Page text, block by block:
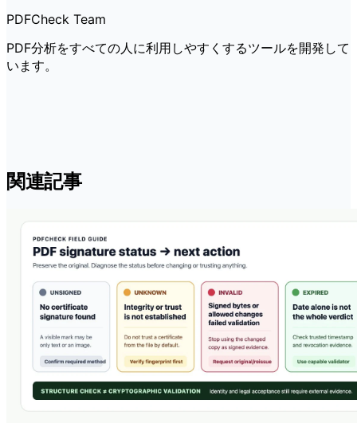
PDFCheck Team
PDF分析をすべての人に利用しやすくするツールを開発して
います。
関連記事